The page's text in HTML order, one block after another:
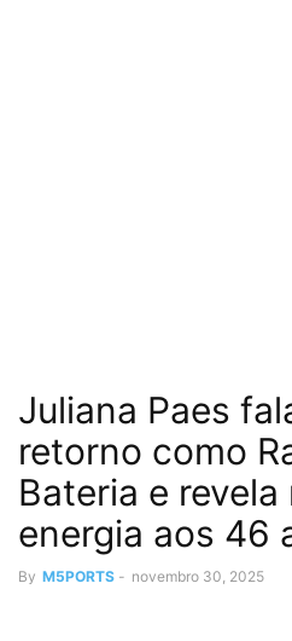
Juliana Paes
retorno como
Bateria e
energia aos 46
By M5PORTS - novembro 30, 2025